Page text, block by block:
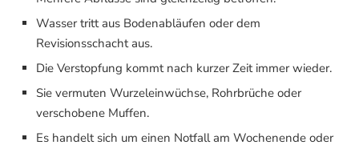
Wasser tritt aus Bodenabläufen oder dem
Revisionsschacht aus.
Die Verstopfung kommt nach kurzer Zeit immer wieder.
Sie vermuten Wurzeleinwüchse, Rohrbrüche oder
verschobene Muffen.
Es handelt sich um einen Notfall am Wochenende oder